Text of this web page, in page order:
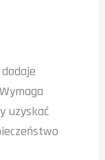
uzyskać